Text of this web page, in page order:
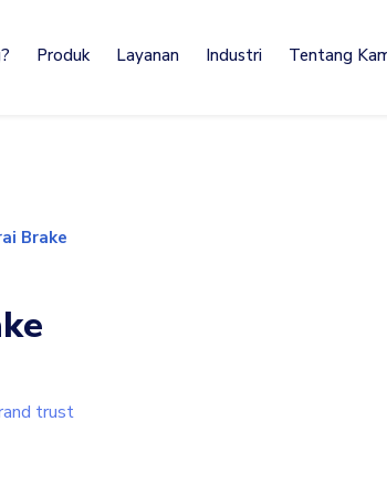
Produk Layanan Industri Tentang
Brake
trust